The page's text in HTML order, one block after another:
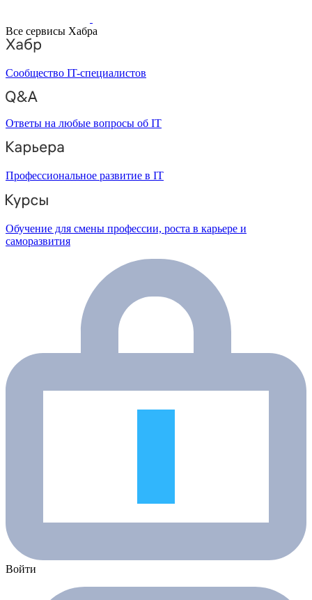
Все сервисы Хабра
Сообщество IT-специалистов
Ответы на любые вопросы об IT
Профессиональное развитие в IT
Обучение для смены профессии, роста в карьере и
саморазвития
Войти